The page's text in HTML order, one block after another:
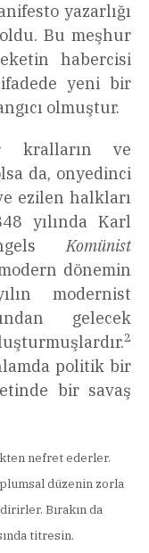
yazarlığı
Bu meşhur
habercisi
yeni bir
olmuştur.
kralların ve
da, onyedinci
ezilen halkları
yılında Karl
Komünist
dönemin
modernist
gelecek
2
politik bir
bir savaş
nefret ederler.
düzenin zorla
Bırakın da
titresin.